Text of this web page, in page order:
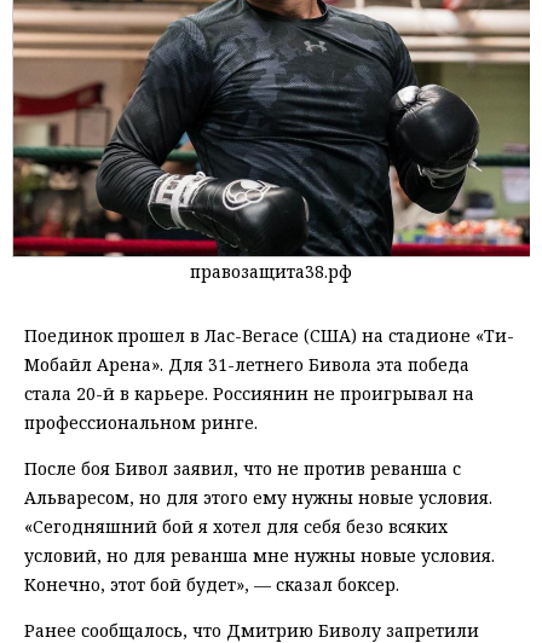
правозащита38.рф
Поединок прошел в Лас-Вегасе (США) на стадионе «Ти-
Мобайл Арена». Для 31-летнего Бивола эта победа
стала 20-й в карьере. Россиянин не проигрывал на
профессиональном ринге.
После боя Бивол заявил, что не против реванша с
Альваресом, но для этого ему нужны новые условия.
«Сегодняшний бой я хотел для себя безо всяких
условий, но для реванша мне нужны новые условия.
Конечно, этот бой будет», — сказал боксер.
Ранее сообщалось, что Дмитрию Биволу запретили